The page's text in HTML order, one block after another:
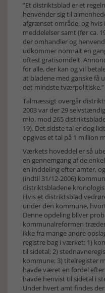
”Et distriktsblad er et
henvender sig til
afgrænset område, og hvis
meddelelser samt (før ca.
der omhandler og
udkommer normalt en
oftest gratisomdelt.
for alle, der kan og vil
at bladene med ganske få
det mindste tværpolitiske.”
Talmæssigt overgår
2003 var der 29
mio. mod 265
19). Det sidste tal er dog
opgives et tal på 1 million
Værkets hoveddel er så
en gennemgang af de
en inddeling efter amter,
(indtil 31/12-2006)
distriktsbladene
Hvis et distriktsblad
under den kommune,
Denne opdeling bliver
kommunalreformen
ikke fra mange andre
registre bag i vær­ket: 1)
til sidetal; 2)
kommune; 3) titelregister
havde været en fordel
havde henvist til sidetal i
Under hvert amt findes